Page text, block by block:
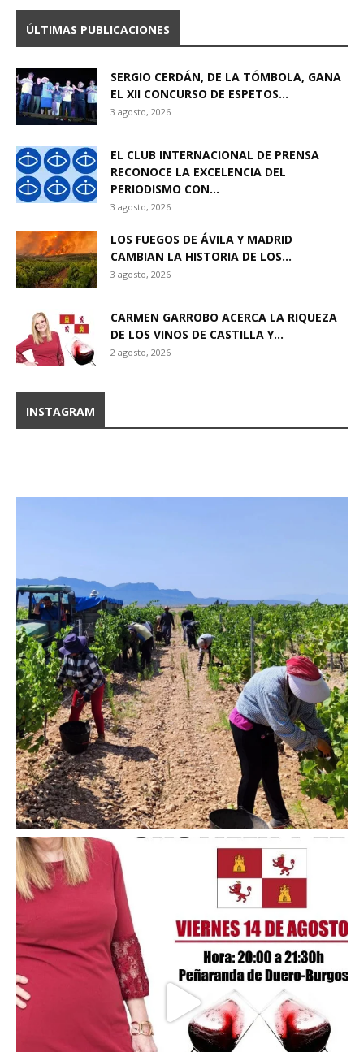
ÚLTIMAS PUBLICACIONES
SERGIO CERDÁN, DE LA TÓMBOLA, GANA
EL XII CONCURSO DE ESPETOS...
3 agosto, 2026
EL CLUB INTERNACIONAL DE PRENSA
RECONOCE LA EXCELENCIA DEL
PERIODISMO CON...
3 agosto, 2026
LOS FUEGOS DE ÁVILA Y MADRID
CAMBIAN LA HISTORIA DE LOS...
3 agosto, 2026
CARMEN GARROBO ACERCA LA RIQUEZA
DE LOS VINOS DE CASTILLA Y...
2 agosto, 2026
INSTAGRAM